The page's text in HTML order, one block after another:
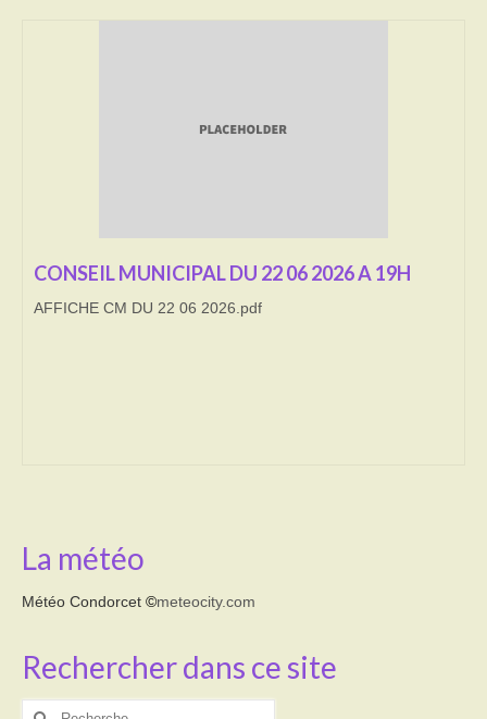
DECHETS VERTS
CONSEIL MUNICIPAL DU 22 06 2026 A 19H
AFFICHE CM DU 22 06 2026.pdf
La météo
Météo Condorcet ©meteocity.com
Rechercher dans ce site
Rechercher